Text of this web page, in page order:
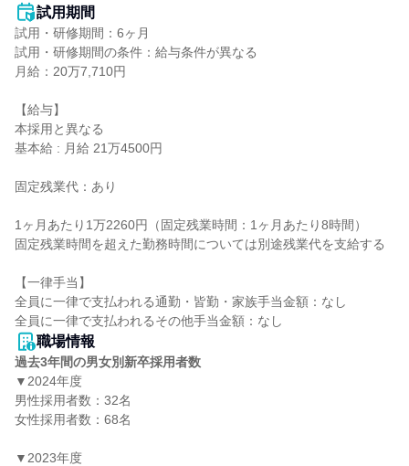
試用期間
試用・研修期間：6ヶ月
試用・研修期間の条件：給与条件が異なる
月給：20万7,710円
【給与】
本採用と異なる
基本給 : 月給 21万4500円
固定残業代：あり
1ヶ月あたり1万2260円（固定残業時間：1ヶ月あたり8時間）
固定残業時間を超えた勤務時間については別途残業代を支給する
【一律手当】
全員に一律で支払われる通勤・皆勤・家族手当金額：なし
職場情報
過去3年間の男女別新卒採用者数
▼2024年度
男性採用者数：32名
女性採用者数：68名
▼2023年度